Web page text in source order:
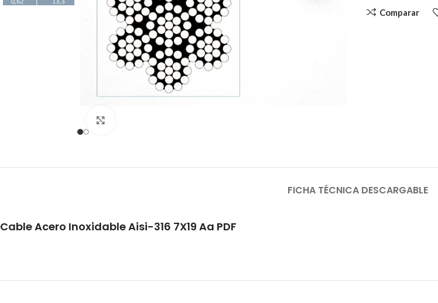
Comparar
FICHA TÉCNICA DESCARGABLE
Cable Acero Inoxidable Aisi-316 7X19 Aa PDF